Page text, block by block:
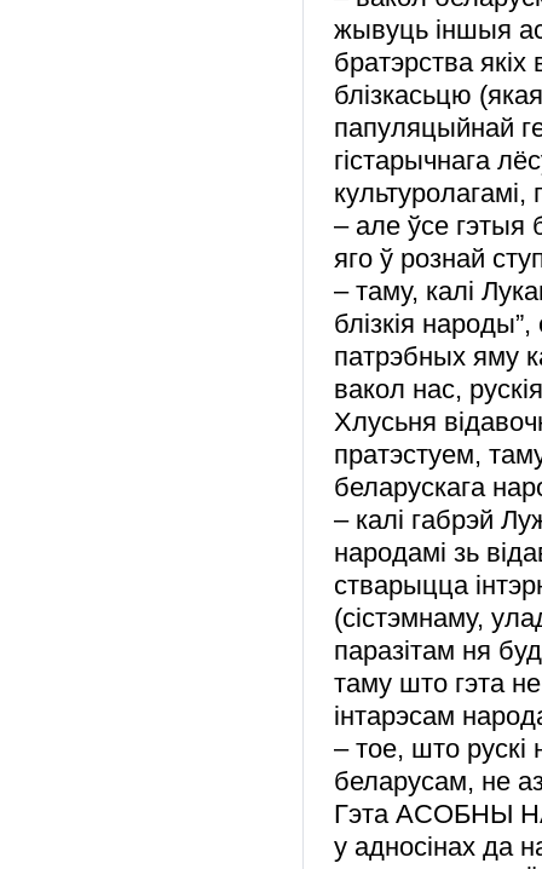
жывуць іншыя
братэрства
блізкасьцю
папуляцыйнай
гістарычнага
– але ўсе гэтыя
яго ў рознай
– таму, калі
блізкія
патрэбных яму
вакол нас,
Хлусьня
пратэстуем,
беларускага
– калі габрэй
народамі зь
стварыцца
(сістэмнаму,
паразітам ня
таму што гэта
інтарэсам
– тое, што рускі
беларусам, не
Гэта АСОБНЫ
у адносінах да